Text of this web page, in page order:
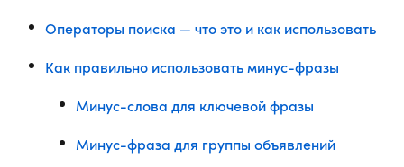
Операторы поиска — что это и как использовать
Как правильно использовать минус-фразы
Минус-слова для ключевой фразы
Минус-фраза для группы объявлений